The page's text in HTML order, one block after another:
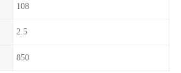
108
2.5
850